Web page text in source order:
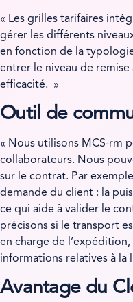
« Les grilles tarifaires
gérer les différents
en fonction de la
entrer le niveau de remise
efficacité. »
Outil de
« Nous utilisons MCS-rm
collaborateurs. Nous
sur le contrat. Par
demande du client : la
ce qui aide à valider le
précisons si le transport
en charge de
informations relatives à la
Avantage du